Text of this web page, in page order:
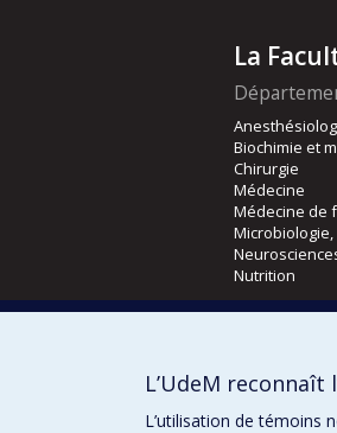
La
Biochimie et
Chirurgie
Médecine
Médecine de
Nutrition
Orthophonie
L’UdeM
L’utilisation de témoins